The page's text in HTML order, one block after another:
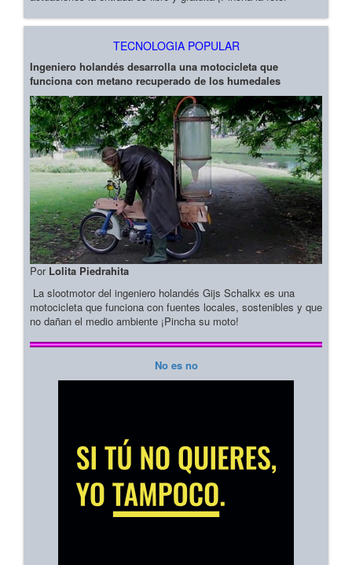
TECNOLOGIA POPULAR
Ingeniero holandés desarrolla una motocicleta que
funciona con metano recuperado de los humedales
Por Lolita Piedrahita
La slootmotor del ingeniero holandés Gijs Schalkx es una
motocicleta que funciona con fuentes locales, sostenibles y que
no dañan el medio ambiente ¡Pincha su moto!
No es no